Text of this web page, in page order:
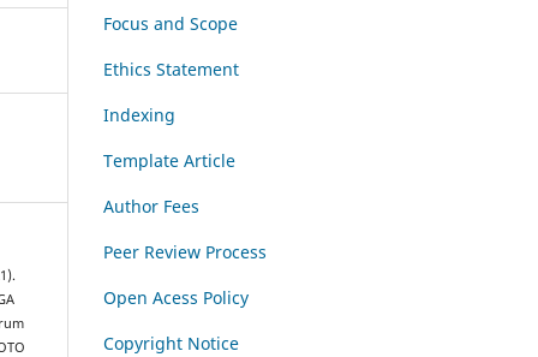
Focus and Scope
Ethics Statement
Indexing
Template Article
Author Fees
Peer Review Process
Open Acess Policy
Copyright Notice